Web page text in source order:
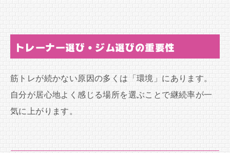
トレーナー選び・ジム選びの重要性
筋トレが続かない原因の多くは「環境」にあります。
自分が居心地よく感じる場所を選ぶことで継続率が一
気に上がります。